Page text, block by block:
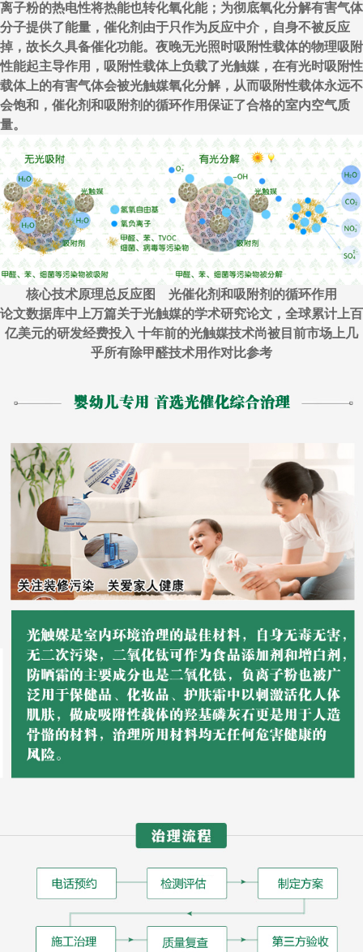
离子粉的热电性将热能也转化氧化能；为彻底氧化分解有害气体
分子提供了能量，催化剂由于只作为反应中介，自身不被反应
掉，故长久具备催化功能。夜晚无光照时吸附性载体的物理吸附
性能起主导作用，吸附性载体上负载了光触媒，在有光时吸附性
载体上的有害气体会被光触媒氧化分解，从而吸附性载体永远不
会饱和，催化剂和吸附剂的循环作用保证了合格的室内空气质
量。
核心技术原理总反应图 光催化剂和吸附剂的循环作用
论文数据库中上万篇关于光触媒的学术研究论文，全球累计上百
亿美元的研发经费投入 十年前的光触媒技术尚被目前市场上几
乎所有除甲醛技术用作对比参考